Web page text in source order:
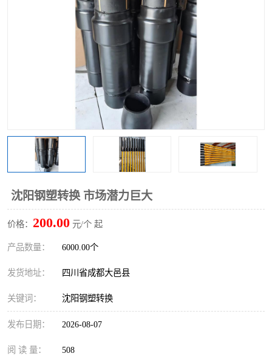
沈阳钢塑转换 市场潜力巨大
价格： 200.00 元/个 起
产品数量： 6000.00个
发货地址： 四川省成都大邑县
关键词： 沈阳钢塑转换
发布日期： 2026-08-07
阅 读 量： 508